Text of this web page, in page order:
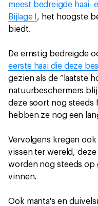
meest bedreigde haai-
Bijlage I , het hoogste
biedt.
De ernstig bedreigde
eerste haai die deze
gezien als de “laatste
natuurbeschermers
deze soort nog steeds
hebben ze nog een
Vervolgens kregen
vissen ter wereld,
worden nog steeds op
vinnen.
Ook manta's en